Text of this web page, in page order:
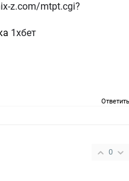
1хбет
Ответить
0